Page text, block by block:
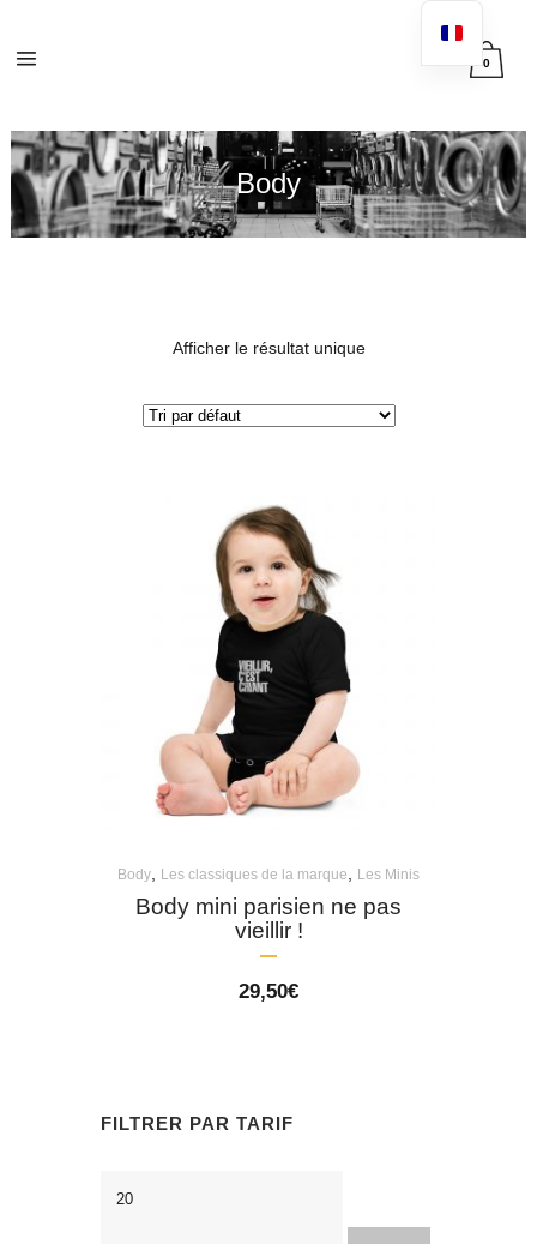
0
Body
Afficher le résultat unique
Body Les classiques de la marque Les Minis
Body mini parisien ne pas
vieillir !
29,50€
FILTRER PAR TARIF